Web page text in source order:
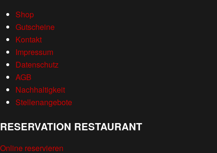
Shop
Gutscheine
Kontakt
Impressum
Datenschutz
AGB
Nachhaltigkeit
Stellenangebote
RESERVATION RESTAURANT
Online reservieren